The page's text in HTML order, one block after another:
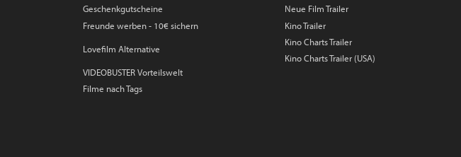
Geschenkgutscheine
Freunde werben - 10€ sichern
Lovefilm Alternative
VIDEOBUSTER Vorteilswelt
Filme nach Tags
Neue Film Trailer
Kino Trailer
Kino Charts Trailer
Kino Charts Trailer (USA)